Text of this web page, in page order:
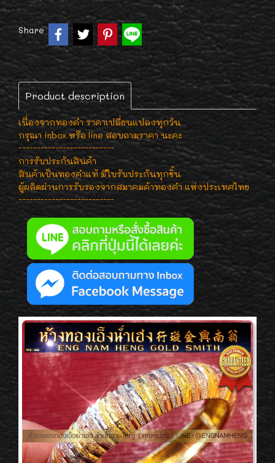
Share
Product description
เนื่องจากทองคำ ราคาเปลี่ยนแปลงทุกวัน
กรุณา inbox หรือ line สอบถามราคา นะคะ
--------------------------
การรับประกันสินค้า
สินค้าเป็นทองคำแท้ มีใบรับประกันทุกชิ้น
ผู้ผลิตผ่านการรับรองจากสมาคมค้าทองคำ แห่งประเทศไทย
--------------------------